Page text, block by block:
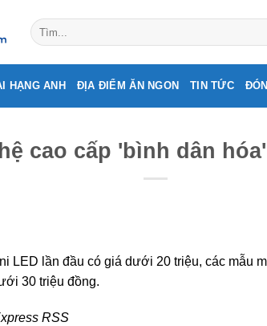
HẠNG ANH ĐỊA ĐIỂM ĂN NGON TIN TỨC
cao cấp 'bình dân
LED lần đầu có giá dưới 20 triệu, các mẫu
30 triệu đồng.
RSS